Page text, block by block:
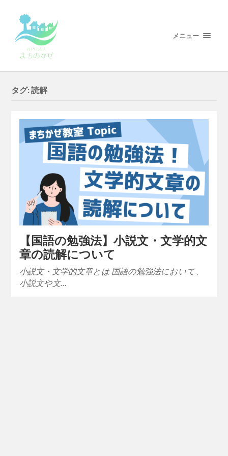
メニュー
タグ:読解
【国語の勉強法】小説文・文学的文
章の読解について
小説文・文学的文章とは 国語の勉強法において、
小説文や文…